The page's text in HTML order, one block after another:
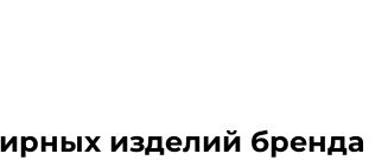
изделий бренда